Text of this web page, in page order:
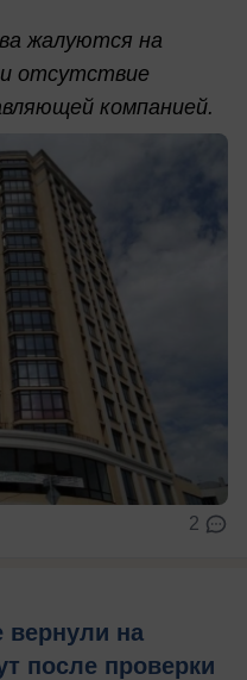
жалуются на
отсутствие
компанией.
2
вернули на
после проверки